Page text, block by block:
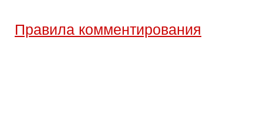
Правила комментирования